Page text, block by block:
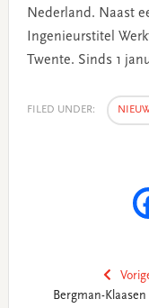
Nederland. Naast
Ingenieurstitel
Twente. Sinds 1
FILED UNDER:
Bergman-